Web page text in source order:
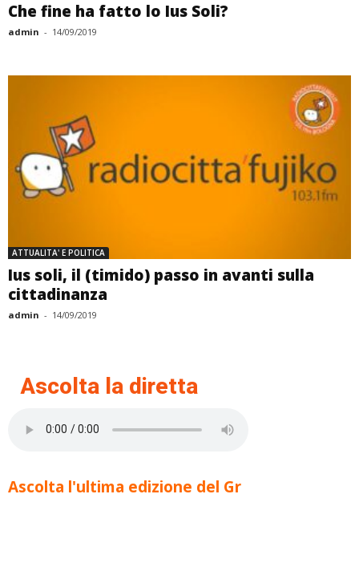
Che fine ha fatto lo Ius Soli?
admin - 14/09/2019
ATTUALITA' E POLITICA
Ius soli, il (timido) passo in avanti sulla
cittadinanza
admin - 14/09/2019
Ascolta la diretta
Ascolta l'ultima edizione del Gr